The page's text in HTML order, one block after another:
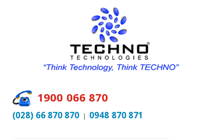
1900 066 870
(028) 66 870 870 | 0948 870 871